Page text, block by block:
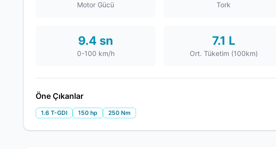
Motor Gücü Tork
9.4 sn
0-100 km/h
7.1 L
Ort. Tüketim (100km)
Öne Çıkanlar
1.6 T-GDI 150 hp 250 Nm